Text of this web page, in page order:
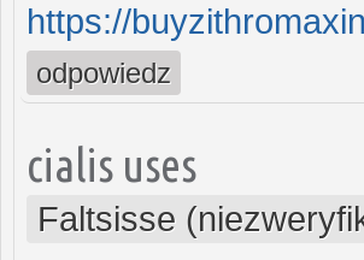
https://
odpowiedz
cialis uses
Faltsisse